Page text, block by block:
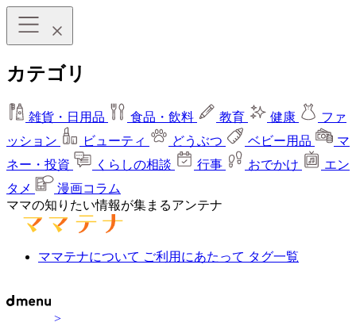
カテゴリ
雑貨・日用品 食品・飲料 教育 健康
ファ
ッション
ビューティ どうぶつ ベビー用品
マ
ネー・投資
くらしの相談 行事 おでかけ
エン
タメ
漫画コラム
ママの知りたい情報が集まるアンテナ
ママテナについて ご利用にあたって タグ一覧
>